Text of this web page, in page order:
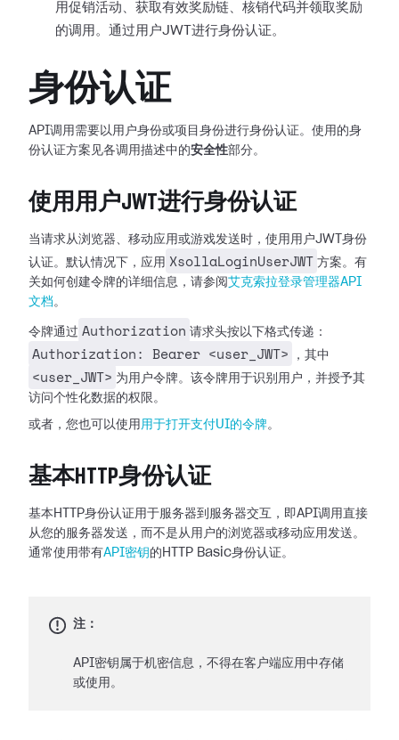
用促销活动、获取有效奖励链、核销代码并领取奖励
的调用。通过用户JWT进行身份认证。
身份认证
API调用需要以用户身份或项目身份进行身份认证。使用的身
份认证方案见各调用描述中的安全性部分。
使用用户JWT进行身份认证
当请求从浏览器、移动应用或游戏发送时，使用用户JWT身份
认证。默认情况下，应用 XsollaLoginUserJWT 方案。有
关如何创建令牌的详细信息，请参阅 艾克索拉登录管理器API
文档。
令牌通过 Authorization 请求头按以下格式传递：
Authorization: Bearer <user_JWT> ，其中
<user_JWT> 为用户令牌。该令牌用于识别用户，并授予其
访问个性化数据的权限。
或者，您也可以使用 用于打开支付UI的令牌。
基本HTTP身份认证
基本HTTP身份认证用于服务器到服务器交互，即API调用直接
从您的服务器发送，而不是从用户的浏览器或移动应用发送。
通常使用带有API密钥 的HTTP Basic身份认证。
注：
API密钥属于机密信息，不得在客户端应用中存储
或使用。